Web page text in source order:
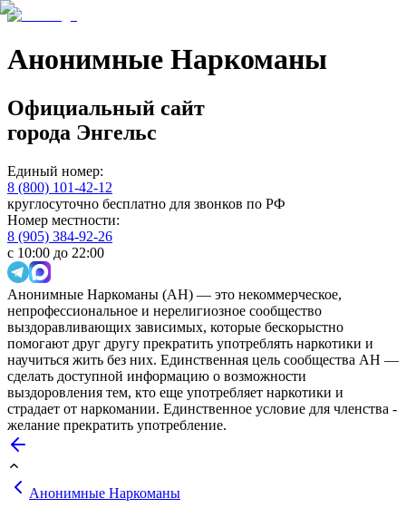
Анонимные Наркоманы
Официальный сайт
города Энгельс
Единый номер:
8 (800) 101-42-12
круглосуточно бесплатно для звонков по РФ
Номер местности:
8 (905) 384-92-26
с 10:00 до 22:00
Анонимные Наркоманы (АН) — это некоммерческое,
непрофессиональное и нерелигиозное сообщество
выздоравливающих зависимых, которые бескорыстно
помогают друг другу прекратить употреблять наркотики и
научиться жить без них. Единственная цель сообщества АН —
сделать доступной информацию о возможности
выздоровления тем, кто еще употребляет наркотики и
страдает от наркомании. Единственное условие для членства -
желание прекратить употребление.
Анонимные Наркоманы